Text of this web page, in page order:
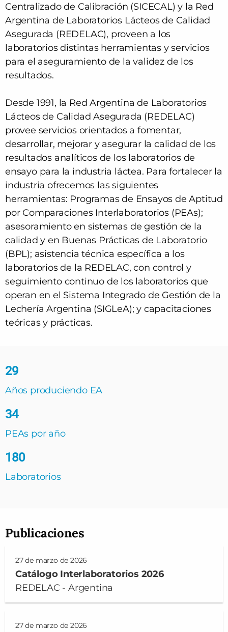
Centralizado de Calibración (SICECAL) y la Red
Argentina de Laboratorios Lácteos de Calidad
Asegurada (REDELAC), proveen a los
laboratorios distintas herramientas y servicios
para el aseguramiento de la validez de los
resultados.
Desde 1991, la Red Argentina de Laboratorios
Lácteos de Calidad Asegurada (REDELAC)
provee servicios orientados a fomentar,
desarrollar, mejorar y asegurar la calidad de los
resultados analíticos de los laboratorios de
ensayo para la industria láctea. Para fortalecer la
industria ofrecemos las siguientes
herramientas: Programas de Ensayos de Aptitud
por Comparaciones Interlaboratorios (PEAs);
asesoramiento en sistemas de gestión de la
calidad y en Buenas Prácticas de Laboratorio
(BPL); asistencia técnica específica a los
laboratorios de la REDELAC, con control y
seguimiento continuo de los laboratorios que
operan en el Sistema Integrado de Gestión de la
Lechería Argentina (SIGLeA); y capacitaciones
teóricas y prácticas.
29
Años produciendo EA
34
PEAs por año
180
Laboratorios
Publicaciones
27 de marzo de 2026
Catálogo Interlaboratorios 2026
REDELAC - Argentina
27 de marzo de 2026